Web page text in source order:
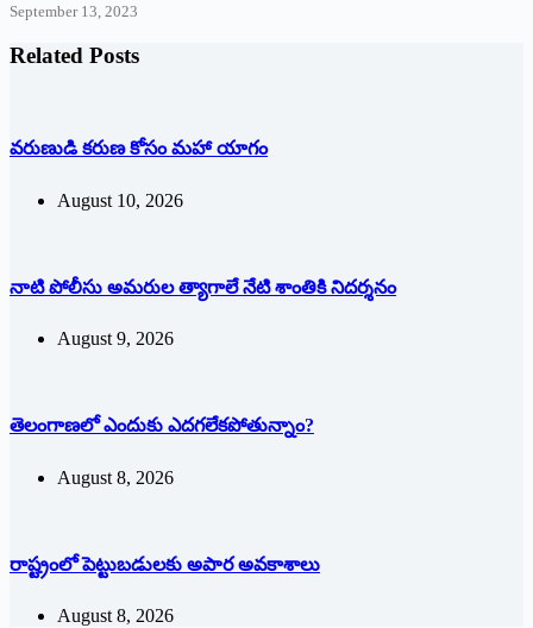
September 13, 2023
Related Posts
వరుణుడి కరుణ కోసం మహా యాగం
August 10, 2026
నాటి పోలీసు అమరుల త్యాగాలే నేటి శాంతికి నిదర్శనం
August 9, 2026
తెలంగాణలో ఎందుకు ఎదగలేకపోతున్నాం?
August 8, 2026
రాష్ట్రంలో పెట్టుబడులకు అపార అవకాశాలు
August 8, 2026